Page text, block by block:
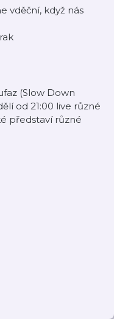
vděční, když nás
(Slow Down
od 21:00 live různé
představí různé